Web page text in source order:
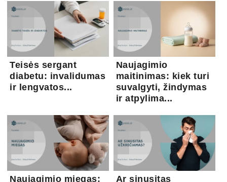
Teisės sergant
diabetu: invalidumas
ir lengvatos...
Naujagimio
maitinimas: kiek turi
suvalgyti, žindymas
ir atpylima...
Naujagimio miegas:
Ar sinusitas